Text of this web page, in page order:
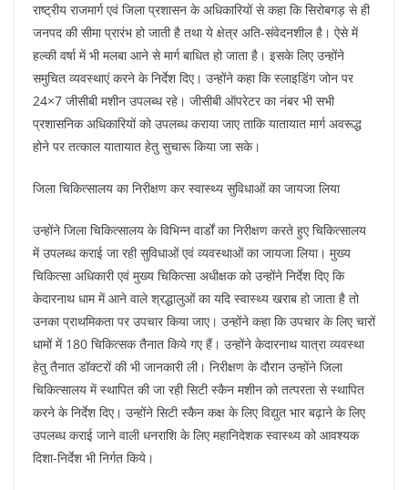
राष्ट्रीय राजमार्ग एवं जिला प्रशासन के अधिकारियों से कहा कि सिरोबगड़ से ही
जनपद की सीमा प्रारंभ हो जाती है तथा ये क्षेत्र अति-संवेदनशील है। ऐसे में
हल्की वर्षा में भी मलबा आने से मार्ग बाधित हो जाता है। इसके लिए उन्होंने
समुचित व्यवस्थाएं करने के निर्देश दिए। उन्होंने कहा कि स्लाइडिंग जोन पर
24×7 जीसीबी मशीन उपलब्ध रहे। जीसीबी ऑपरेटर का नंबर भी सभी
प्रशासनिक अधिकारियों को उपलब्ध कराया जाए ताकि यातायात मार्ग अवरूद्ध
होने पर तत्काल यातायात हेतु सुचारू किया जा सके।
जिला चिकित्सालय का निरीक्षण कर स्वास्थ्य सुविधाओं का जायजा लिया
उन्होंने जिला चिकित्सालय के विभिन्न वार्डों का निरीक्षण करते हुए चिकित्सालय
में उपलब्ध कराई जा रही सुविधाओं एवं व्यवस्थाओं का जायजा लिया। मुख्य
चिकित्सा अधिकारी एवं मुख्य चिकित्सा अधीक्षक को उन्होंने निर्देश दिए कि
केदारनाथ धाम में आने वाले श्रद्धालुओं का यदि स्वास्थ्य खराब हो जाता है तो
उनका प्राथमिकता पर उपचार किया जाए। उन्होंने कहा कि उपचार के लिए चारों
धामों में 180 चिकित्सक तैनात किये गए हैं। उन्होंने केदारनाथ यात्रा व्यवस्था
हेतु तैनात डॉक्टरों की भी जानकारी ली। निरीक्षण के दौरान उन्होंने जिला
चिकित्सालय में स्थापित की जा रही सिटी स्कैन मशीन को तत्परता से स्थापित
करने के निर्देश दिए। उन्होंने सिटी स्कैन कक्ष के लिए विद्युत भार बढ़ाने के लिए
उपलब्ध कराई जाने वाली धनराशि के लिए महानिदेशक स्वास्थ्य को आवश्यक
दिशा-निर्देश भी निर्गत किये।